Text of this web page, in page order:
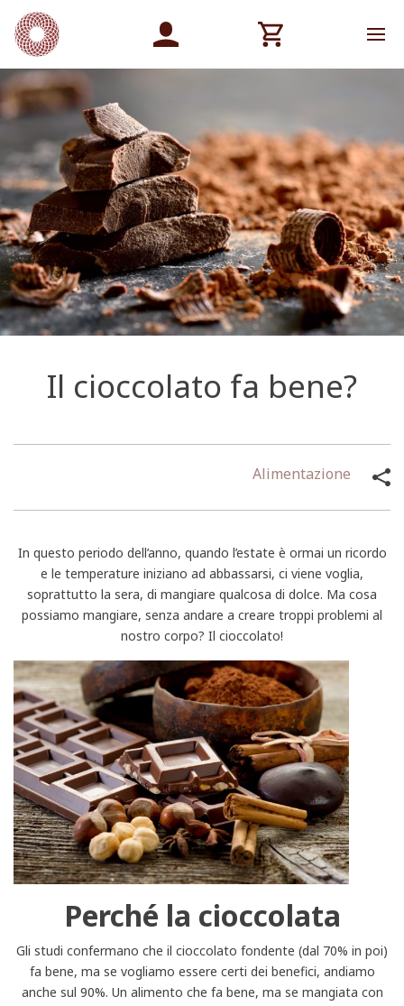
Il cioccolato fa bene?
Alimentazione
In questo periodo dell’anno, quando l’estate è ormai un ricordo
e le temperature iniziano ad abbassarsi, ci viene voglia,
soprattutto la sera, di mangiare qualcosa di dolce. Ma cosa
possiamo mangiare, senza andare a creare troppi problemi al
nostro corpo? Il cioccolato!
Perché la cioccolata
Gli studi confermano che il cioccolato fondente (dal 70% in poi)
fa bene, ma se vogliamo essere certi dei benefici, andiamo
anche sul 90%. Un alimento che fa bene, ma se mangiata con